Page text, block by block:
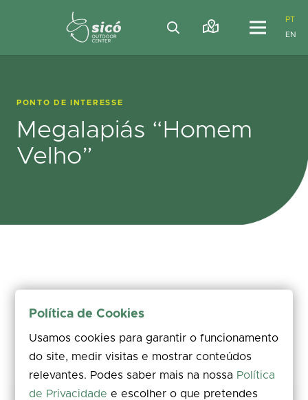
PT
EN
PONTO DE INTERESSE
Megalapiás “Homem
Velho”
Política de Cookies
Usamos cookies para garantir o funcionamento
do site, medir visitas e mostrar conteúdos
relevantes. Podes saber mais na nossa Política
de Privacidade e escolher o que pretendes